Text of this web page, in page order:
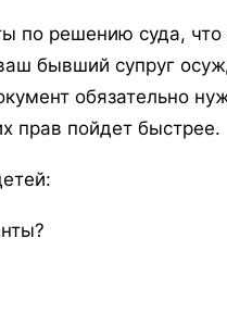
по решению суда,
бывший супруг
обязательно
прав пойдет быстрее.